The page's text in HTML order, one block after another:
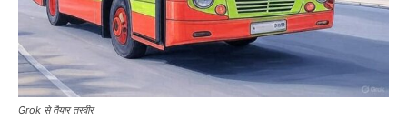
Grok से तैयार तस्वीर